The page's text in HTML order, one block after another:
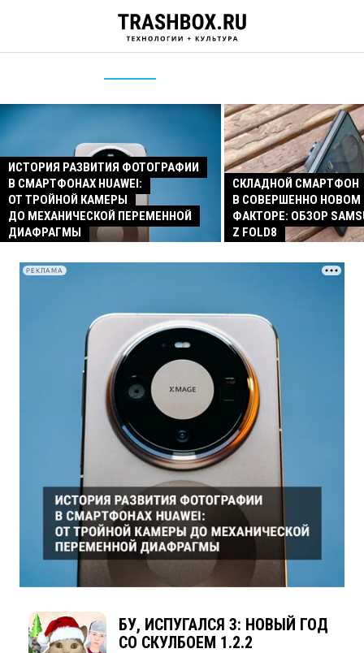
ИСТОРИЯ РАЗВИТИЯ ФОТОГРАФИИ
В СМАРТФОНАХ HUAWEI:
ОТ ТРОЙНОЙ КАМЕРЫ
ДО МЕХАНИЧЕСКОЙ ПЕРЕМЕННОЙ
ДИАФРАГМЫ
СКЛАДНОЙ СМАРТФОН
В СОВЕРШЕННО
ФАКТОРЕ: ОБЗОР
Z FOLD8
РЕКЛАМА
БУ, ИСПУГАЛСЯ 3: НОВЫЙ ГОД
СО СКУЛБОЕМ 1.2.2